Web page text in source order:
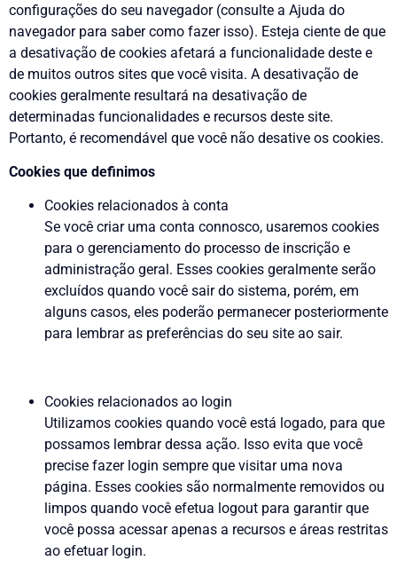
configurações do seu navegador (consulte a Ajuda do
navegador para saber como fazer isso). Esteja ciente de que
a desativação de cookies afetará a funcionalidade deste e
de muitos outros sites que você visita. A desativação de
cookies geralmente resultará na desativação de
determinadas funcionalidades e recursos deste site.
Portanto, é recomendável que você não desative os cookies.
Cookies que definimos
Cookies relacionados à conta
Se você criar uma conta connosco, usaremos cookies
para o gerenciamento do processo de inscrição e
administração geral. Esses cookies geralmente serão
excluídos quando você sair do sistema, porém, em
alguns casos, eles poderão permanecer posteriormente
para lembrar as preferências do seu site ao sair.
Cookies relacionados ao login
Utilizamos cookies quando você está logado, para que
possamos lembrar dessa ação. Isso evita que você
precise fazer login sempre que visitar uma nova
página. Esses cookies são normalmente removidos ou
limpos quando você efetua logout para garantir que
você possa acessar apenas a recursos e áreas restritas
ao efetuar login.